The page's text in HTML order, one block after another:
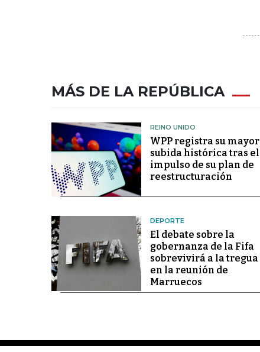
MÁS DE LA REPÚBLICA
REINO UNIDO
WPP registra su mayor
subida histórica tras el
impulso de su plan de
reestructuración
DEPORTE
El debate sobre la
gobernanza de la Fifa
sobrevivirá a la tregua
en la reunión de
Marruecos